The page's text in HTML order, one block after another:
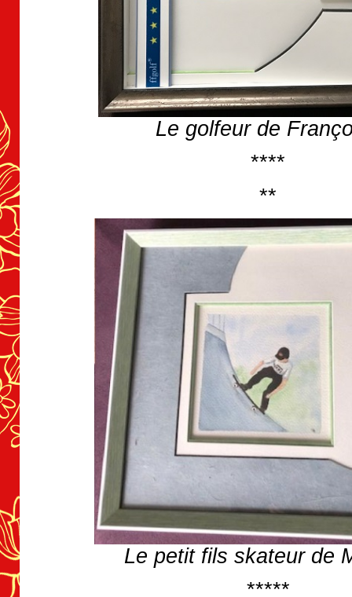
Le golfeur de
****
**
Le petit fils skateur de
*****